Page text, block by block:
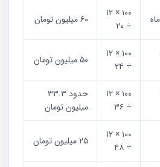
۱۰۰ × ۱۲
÷ ۲۰
۶۰ میلیون تومان
۱۰۰ × ۱۲
÷ ۲۴
۵۰ میلیون تومان
۱۰۰ × ۱۲
÷ ۳۶
حدود ۳۳.۳
میلیون تومان
۱۰۰ × ۱۲
÷ ۴۸
۲۵ میلیون تومان